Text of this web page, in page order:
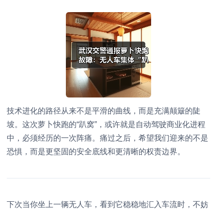
技术进化的路径从来不是平滑的曲线，而是充满颠簸的陡
坡。这次萝卜快跑的“趴窝”，或许就是自动驾驶商业化进程
中，必须经历的一次阵痛。痛过之后，希望我们迎来的不是
恐惧，而是更坚固的安全底线和更清晰的权责边界。
下次当你坐上一辆无人车，看到它稳稳地汇入车流时，不妨